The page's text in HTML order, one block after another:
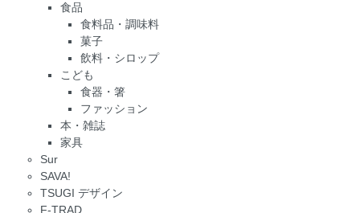
食品
食料品・調味料
菓子
飲料・シロップ
こども
食器・箸
ファッション
本・雑誌
家具
Sur
SAVA!
TSUGI デザイン
F-TRAD